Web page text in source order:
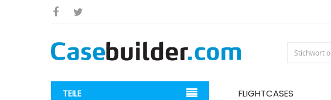
TEILE FLIGHTCASES